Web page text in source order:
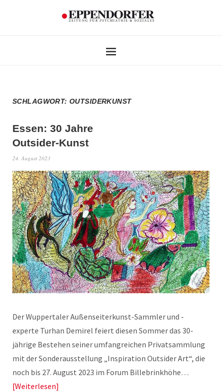
SCHLAGWORT:OUTSIDERKUNST
Essen: 30 Jahre
Outsider-Kunst
24. August 2023
Der Wuppertaler Außenseiterkunst-Sammler und -
experte Turhan Demirel feiert diesen Sommer das 30-
jährige Bestehen seiner umfangreichen Privatsammlung
mit der Sonderausstellung „Inspiration Outsider Art“, die
noch bis 27. August 2023 im Forum Billebrinkhöhe…
Weiterlesen